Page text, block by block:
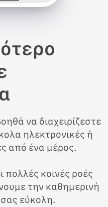
να διαχειρίζεστε
ηλεκτρονικές ή
από ένα μέρος.
κοινές ροές
την καθημερινή
εύκολη.